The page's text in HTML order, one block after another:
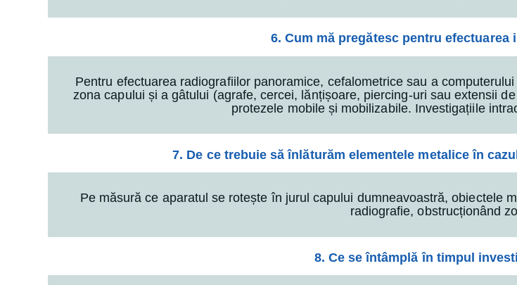
6. Cum mă pregătesc pentru
Pentru efectuarea radiografiilor panoramice, cefalometrice sau a
zona capului și a gâtului (agrafe, cercei, lănțișoare, piercing-uri sau extensii
protezele mobile și mobilizabile. Investigațiile
7. De ce trebuie să înlăturăm elementele metalice în
Pe măsură ce aparatul se rotește în jurul capului dumneavoastră, obiectele
radiografie, obstrucționând
8. Ce se întâmplă în timpul